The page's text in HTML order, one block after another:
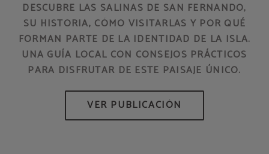
DESCUBRE LAS SALINAS DE SAN FERNANDO,
SU HISTORIA, CÓMO VISITARLAS Y POR QUÉ
FORMAN PARTE DE LA IDENTIDAD DE LA ISLA.
UNA GUÍA LOCAL CON CONSEJOS PRÁCTICOS
PARA DISFRUTAR DE ESTE PAISAJE ÚNICO.